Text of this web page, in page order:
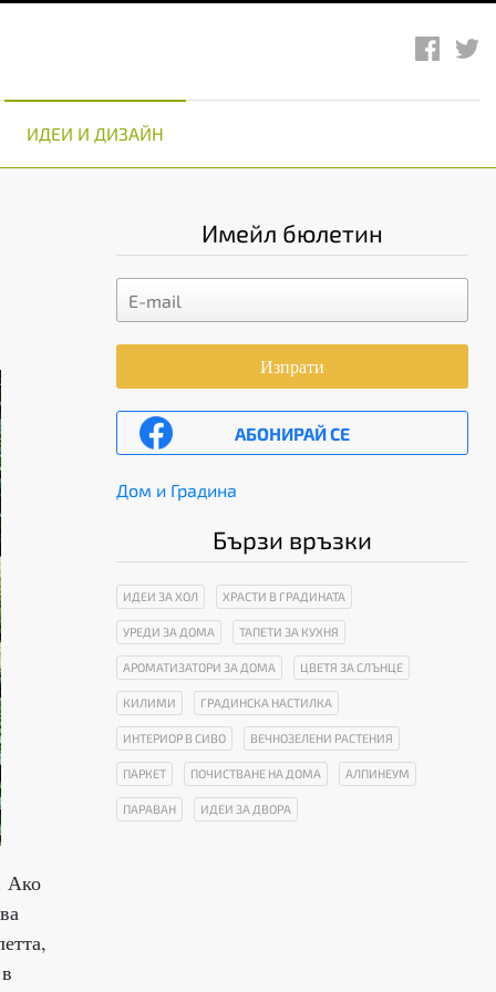
ИДЕИ И ДИЗАЙН
Ако
Имейл бюлетин
Изпрати
АБОНИРАЙ СЕ
Дом и Градина
Бързи връзки
ИДЕИ ЗА ХОЛ ХРАСТИ В ГРАДИНАТА
УРЕДИ ЗА ДОМА ТАПЕТИ ЗА КУХНЯ
АРОМАТИЗАТОРИ ЗА ДОМА ЦВЕТЯ ЗА СЛЪНЦЕ
КИЛИМИ ГРАДИНСКА НАСТИЛКА
ИНТЕРИОР В СИВО ВЕЧНОЗЕЛЕНИ РАСТЕНИЯ
ПАРКЕТ ПОЧИСТВАНЕ НА ДОМА АЛПИНЕУМ
ПАРАВАН ИДЕИ ЗА ДВОРА